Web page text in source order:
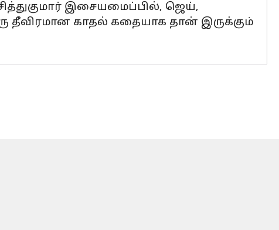
இசையமைப்பில், ஜெய்,
தீவிரமான காதல் கதையாக தான் இருக்கும்